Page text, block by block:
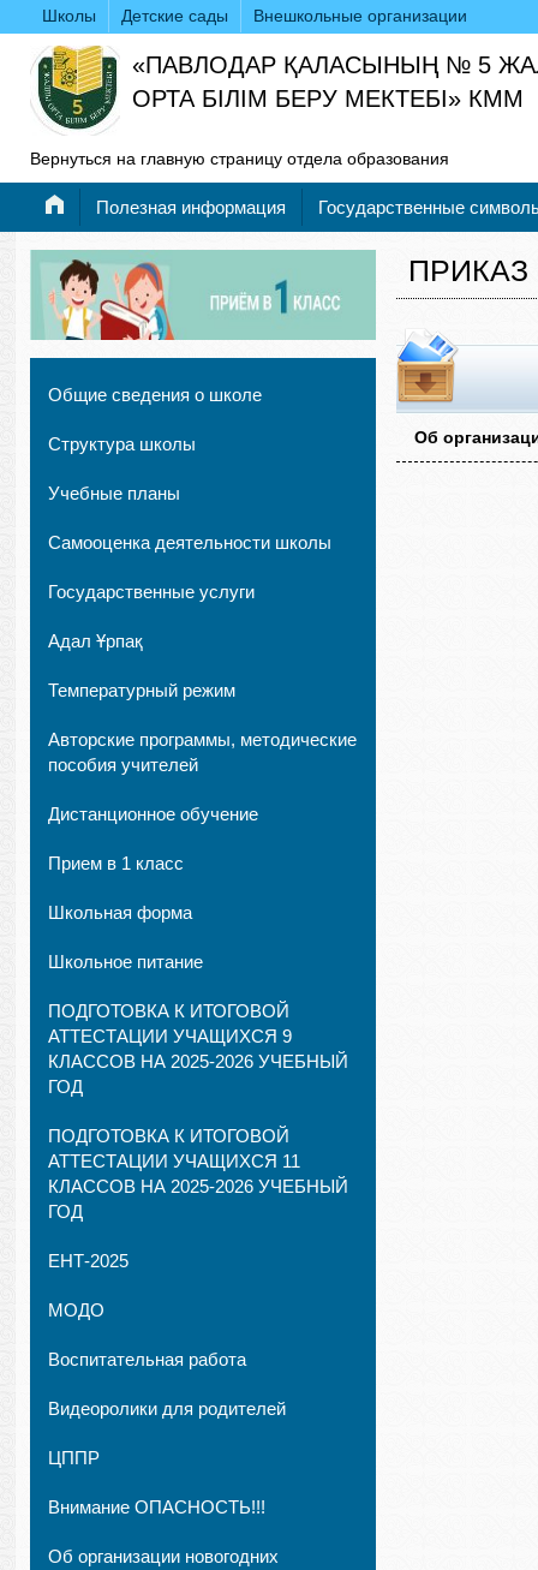
Школы Детские сады Внешкольные организации
«ПАВЛОДАР ҚАЛАСЫНЫҢ № 5
ОРТА БІЛІМ БЕРУ МЕКТЕБІ» КММ
Вернуться на главную страницу отдела образования
Полезная информация Государственные
Общие сведения о школе
Структура школы
Учебные планы
Самооценка деятельности школы
Государственные услуги
Адал Ұрпақ
Температурный режим
Авторские программы, методические
пособия учителей
Дистанционное обучение
Прием в 1 класс
Школьная форма
Школьное питание
ПОДГОТОВКА К ИТОГОВОЙ
АТТЕСТАЦИИ УЧАЩИХСЯ 9
КЛАССОВ НА 2025-2026 УЧЕБНЫЙ
ГОД
ПОДГОТОВКА К ИТОГОВОЙ
АТТЕСТАЦИИ УЧАЩИХСЯ 11
КЛАССОВ НА 2025-2026 УЧЕБНЫЙ
ГОД
ЕНТ-2025
МОДО
Воспитательная работа
Видеоролики для родителей
ЦППР
Внимание ОПАСНОСТЬ!!!
Об организации новогодних
Об